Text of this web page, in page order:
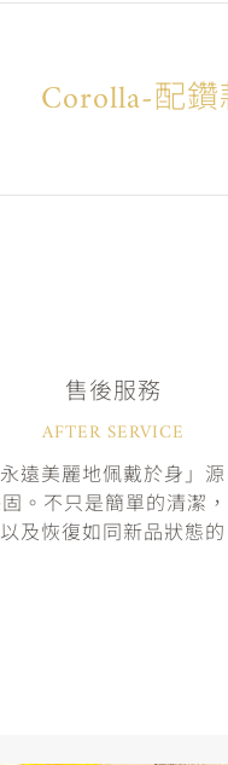
Corolla-配
售後服務
AFTER SERVICE
遠美麗地佩戴於身」
。不只是簡單的清潔
及恢復如同新品狀態